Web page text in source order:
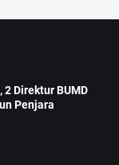
2 Direktur BUMD
Penjara